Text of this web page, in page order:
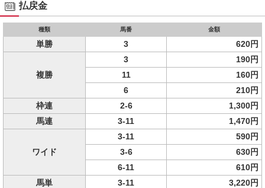
払戻金
種類 馬番 金額
単勝 3 620円
複勝
3
190円
11
160円
6
210円
枠連
2-6
1,300円
馬連
3-11 1,470円
ワイド
3-11
590円
3-6
630円
6-11
610円
馬単
3-11
3,220円